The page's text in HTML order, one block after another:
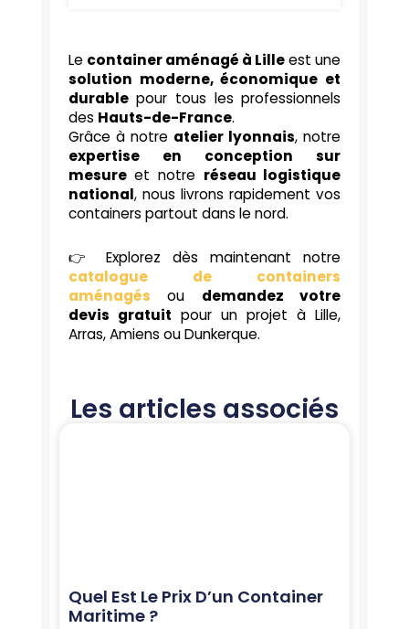
Le container aménagé à Lilleest une
solution moderne, économique et
durablepour tous les professionnels
des Hauts-de-France.
Grâce à notre atelier lyonnais, notre
expertise en conception sur
mesureet notre réseau logistique
national, nous livrons rapidement vos
containers partout dans le nord.
👉 Explorez dès maintenant notre
catalogue de containers
aménagés ou demandez votre
devis gratuit pour un projet à Lille,
Arras, Amiens ou Dunkerque.
Les articles associés
Quel Est Le Prix D’un Container
Maritime ?